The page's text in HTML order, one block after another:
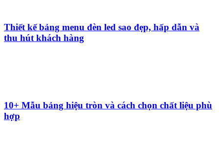
Thiết kế bảng menu đèn led sao đẹp, hấp dẫn và
thu hút khách hàng
10+ Mẫu bảng hiệu tròn và cách chọn chất liệu phù
hợp